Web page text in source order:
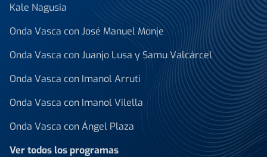
Kale Nagusia
Onda Vasca con José Manuel Monje
Onda Vasca con Juanjo Lusa y Samu Valcárcel
Onda Vasca con Imanol Arruti
Onda Vasca con Imanol Vilella
Onda Vasca con Ángel Plaza
Ver todos los programas